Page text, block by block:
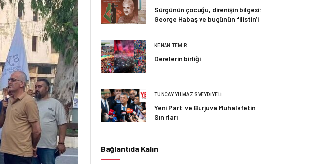
Sürgünün çocuğu, direnişin bilgesi:
George Habaş ve bugünün filistin’i
KENAN TEMIR
Derelerin birliği
TUNCAY YILMAZ SVEYDIYELI
Yeni Parti ve Burjuva Muhalefetin
Sınırları
Bağlantıda Kalın